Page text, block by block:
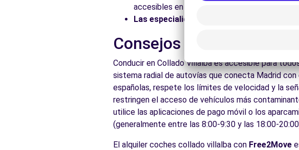
accesibles en coche.
Las especialidades locales:
Descubra la
Consejos prácticos para
Conducir en Collado Villalba es accesible para
sistema radial de autovías que conecta Madrid
españolas, respete los límites de velocidad y la
restringen el acceso de vehículos más
utilice las aplicaciones de pago móvil o los
(generalmente entre las 8:00-9:30 y las 18:00-
El alquiler coches collado villalba con Free2Move